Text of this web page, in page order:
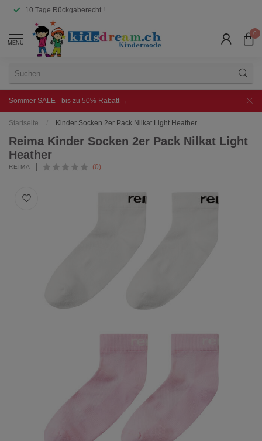
10 Tage Rückgaberecht !
MENU
0
Sommer SALE - bis zu 50% Rabatt →
Startseite / Kinder Socken 2er Pack Nilkat Light Heather
Reima Kinder Socken 2er Pack Nilkat Light
Heather
REIMA (0)